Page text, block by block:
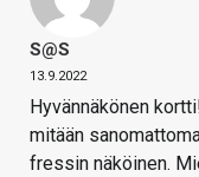
S@s
13.9.2022
Hyvännäkönen
mitään
fressin näköinen.